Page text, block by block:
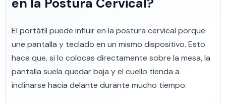
El portátil puede influir en la postura cervical porque
une pantalla y teclado en un mismo dispositivo. Esto
hace que, si lo colocas directamente sobre la mesa, la
pantalla suela quedar baja y el cuello tienda a
inclinarse hacia delante durante mucho tiempo.